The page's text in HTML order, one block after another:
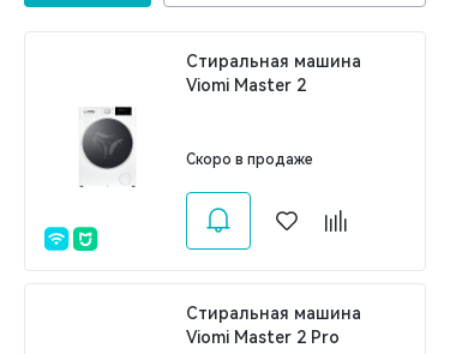
Стиральная машина
Viomi Master 2
Скоро в продаже
Стиральная машина
Viomi Master 2 Pro